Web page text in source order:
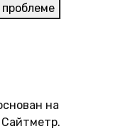
на
Сайтметр.